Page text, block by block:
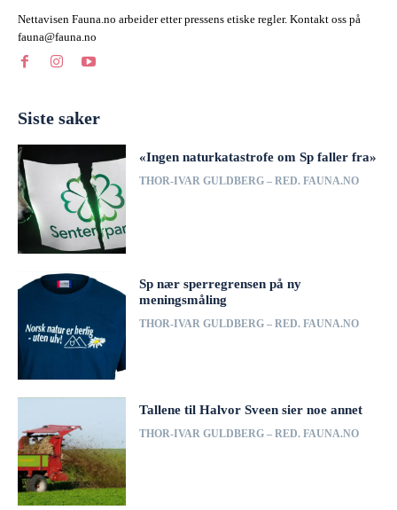
Nettavisen Fauna.no arbeider etter pressens etiske regler. Kontakt oss på
fauna@fauna.no
Siste saker
«Ingen naturkatastrofe om Sp faller fra»
THOR-IVAR GULDBERG – RED. FAUNA.NO
Sp nær sperregrensen på ny
meningsmåling
THOR-IVAR GULDBERG – RED. FAUNA.NO
Tallene til Halvor Sveen sier noe annet
THOR-IVAR GULDBERG – RED. FAUNA.NO